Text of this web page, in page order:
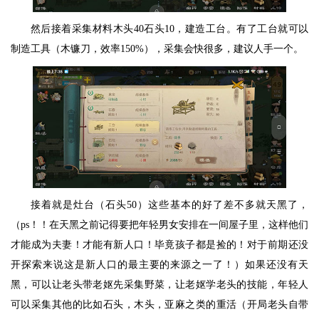
然后接着采集材料木头40石头10，建造工台。有了工台就可以
制造工具（木镰刀，效率150%），采集会快很多，建议人手一个。
接着就是灶台（石头50）这些基本的好了差不多就天黑了，
（ps！！在天黑之前记得要把年轻男女安排在一间屋子里，这样他们
才能成为夫妻！才能有新人口！毕竟孩子都是捡的！对于前期还没
开探索来说这是新人口的最主要的来源之一了！）如果还没有天
黑，可以让老头带老妪先采集野菜，让老妪学老头的技能，年轻人
可以采集其他的比如石头，木头，亚麻之类的重活（开局老头自带